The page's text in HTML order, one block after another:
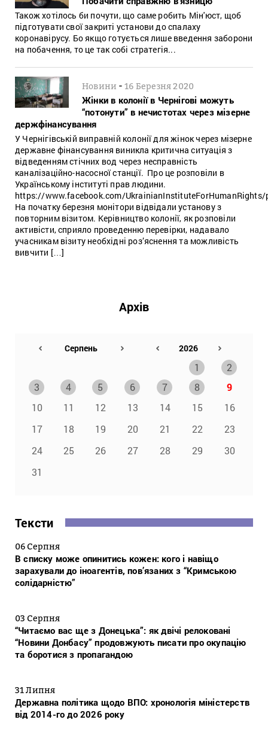
Також хотілось би почути, що саме робить Мін'юст, щоб
підготувати свої закриті установи до спалаху
коронавірусу. Бо якщо готується лише введення заборони
на побачення, то це так собі стратегія...
Новини -16 Березня 2020
Жінки в колонії в Чернігові можуть
“потонути” в нечистотах через мізерне
держфінансування
У Чернігівській виправній колонії для жінок через мізерне
державне фінансування виникла критична ситуація з
відведенням стічних вод через несправність
каналізаційно-насосної станції. Про це розповіли в
Українському інституті прав людини.
https://www.facebook.com/
На початку березня монітори відвідали установу з
повторним візитом. Керівництво колонії, як розповіли
активісти, сприяло проведенню перевірки, надавало
учасникам візиту необхідні роз’яснення та можливість
вивчити […]
Архів
1
2
3
4 5 6 7 8
9
10
11 12 13 14 15
16
17
18 19 20 21 22
23
24
25 26 27 28 29
30
31
Тексти
06 Серпня
В списку може опинитись кожен: кого і навіщо
зарахували до іноагентів, пов’язаних з “Кримською
солідарністю”
03 Серпня
“Читаємо вас ще з Донецька”: як двічі релоковані
“Новини Донбасу” продовжують писати про окупацію
та боротися з пропагандою
31 Липня
Державна політика щодо ВПО: хронологія міністерств
від 2014-го до 2026 року